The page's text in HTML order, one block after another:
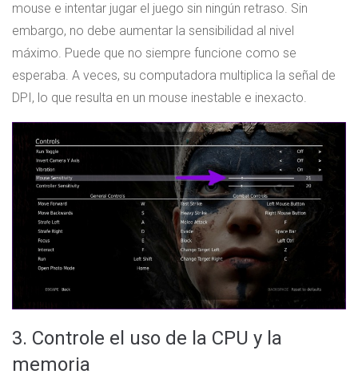
mouse e intentar jugar el juego sin ningún retraso. Sin
embargo, no debe aumentar la sensibilidad al nivel
máximo. Puede que no siempre funcione como se
esperaba. A veces, su computadora multiplica la señal de
DPI, lo que resulta en un mouse inestable e inexacto.
3. Controle el uso de la CPU y la
memoria